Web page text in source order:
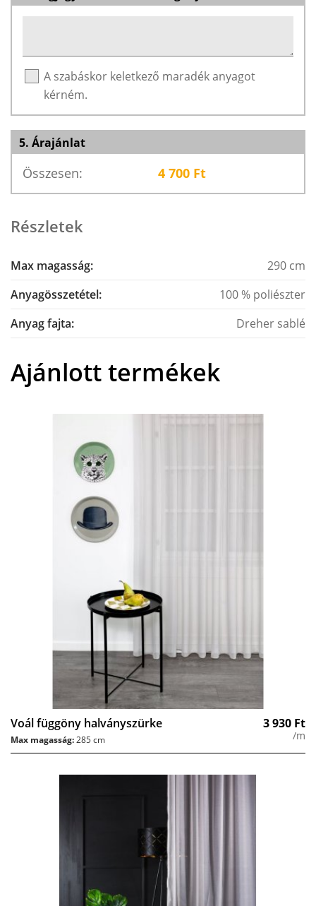
A szabáskor keletkező maradék anyagot
kérném.
5. Árajánlat
Összesen: 4 700 Ft
Részletek
Max magasság:
290 cm
Anyagösszetétel:
100 % poliészter
Anyag fajta:
Dreher sablé
Ajánlott termékek
Voál függöny halványszürke 3 930 Ft
/m
Max magasság:285 cm